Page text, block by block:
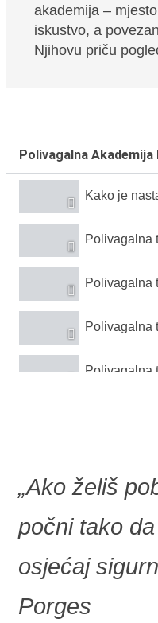
akademija –
iskustvo, a
Njihovu priču
Polivagalna Akademija
Kako je
Polivagalna
Polivagalna
Polivagalna
Polivagalna
„Ako želiš
počni tako
osjećaj
Porges